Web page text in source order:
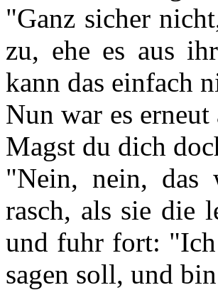
"Ganz sicher
zu, ehe es aus
kann das einfach
Nun war es
Magst du dich
"Nein, nein, das
rasch, als sie die
und fuhr fort:
sagen soll, und